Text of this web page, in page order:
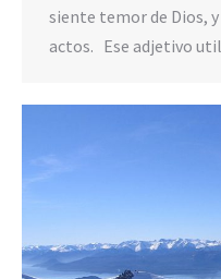
siente temor de Dios,
actos. Ese adjetivo